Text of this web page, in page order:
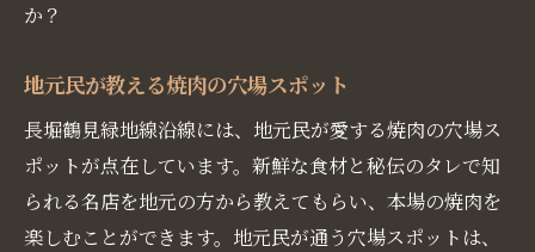
か？
地元民が教える焼肉の穴場スポット
長堀鶴見緑地線沿線には、地元民が愛する焼肉の穴場ス
ポットが点在しています。新鮮な食材と秘伝のタレで知
られる名店を地元の方から教えてもらい、本場の焼肉を
楽しむことができます。地元民が通う穴場スポットは、